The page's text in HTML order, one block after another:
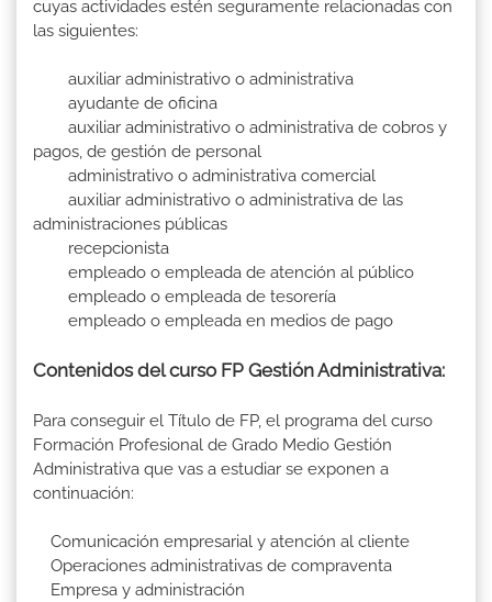
cuyas actividades estén seguramente relacionadas con
las siguientes:
auxiliar administrativo o administrativa
ayudante de oficina
auxiliar administrativo o administrativa de cobros y
pagos, de gestión de personal
administrativo o administrativa comercial
auxiliar administrativo o administrativa de las
administraciones públicas
recepcionista
empleado o empleada de atención al público
empleado o empleada de tesorería
empleado o empleada en medios de pago
Contenidos del curso FP Gestión Administrativa:
Para conseguir el Título de FP, el programa del curso
Formación Profesional de Grado Medio Gestión
Administrativa que vas a estudiar se exponen a
continuación:
Comunicación empresarial y atención al cliente
Operaciones administrativas de compraventa
Empresa y administración